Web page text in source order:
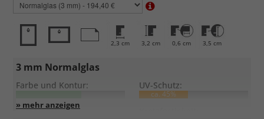
2,3 cm 3,2 cm 0,6 cm 3,5 cm
3 mm Normalglas
Farbe und Kontur: UV-Schutz:
ca. 45%
Entspiegelung: